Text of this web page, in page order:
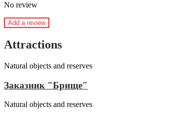
No review
Add a review
Attractions
Natural objects and reserves
Заказник "Брище"
Natural objects and reserves